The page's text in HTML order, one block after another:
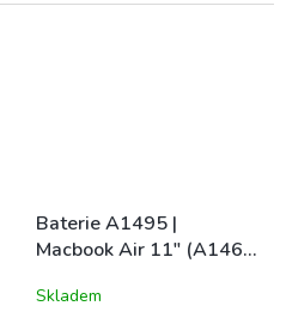
Baterie A1495 |
Macbook Air 11" (A1465
2014 / EARLY 2015)
Skladem